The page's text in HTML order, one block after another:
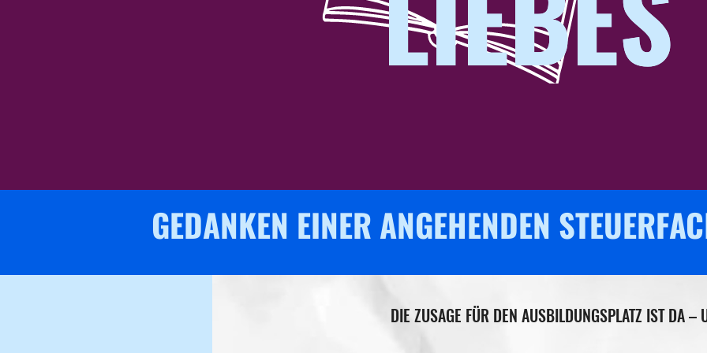
GEDANKEN EINER ANGEHENDEN
DIE ZUSAGE FÜR DEN AUSBILDUNGSPLATZ IST DA –